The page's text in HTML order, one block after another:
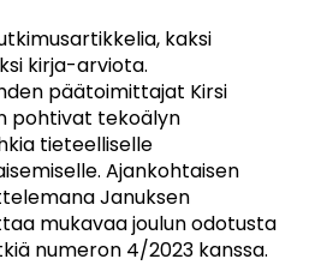
kaksi
kirja-arviota.
päätoimittajat Kirsi
pohtivat tekoälyn
tieteelliselle
Ajankohtaisen
Januksen
mukavaa joulun odotusta
numeron 4/2023 kanssa.